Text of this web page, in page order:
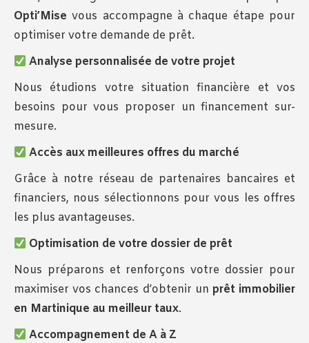
Opti’Mise vous accompagne à chaque étape pour
optimiser votre demande de prêt.
Analyse personnalisée de votre projet
Nous étudions votre situation financière et vos
besoins pour vous proposer un financement sur-
mesure.
Accès aux meilleures offres du marché
Grâce à notre réseau de partenaires bancaires et
financiers, nous sélectionnons pour vous les offres
les plus avantageuses.
Optimisation de votre dossier de prêt
Nous préparons et renforçons votre dossier pour
maximiser vos chances d’obtenir un prêt immobilier
en Martinique au meilleur taux.
Accompagnement de A à Z